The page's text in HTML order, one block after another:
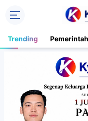
Trending